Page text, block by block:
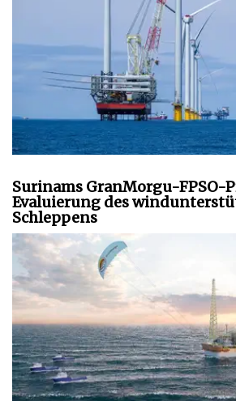
Surinams GranMorgu-FPSO-
Evaluierung des
Schleppens